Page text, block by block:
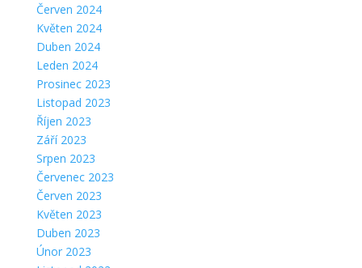
Červen 2024
Květen 2024
Duben 2024
Leden 2024
Prosinec 2023
Listopad 2023
Říjen 2023
Září 2023
Srpen 2023
Červenec 2023
Červen 2023
Květen 2023
Duben 2023
Únor 2023